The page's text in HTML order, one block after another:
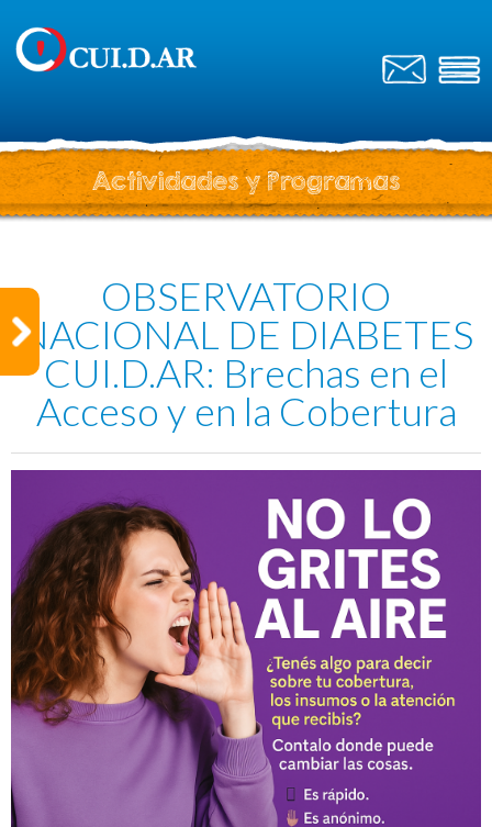
Actividades y Programas
OBSERVATORIO
NACIONAL DE DIABETES
CUI.D.AR: Brechas en el
Acceso y en la Cobertura